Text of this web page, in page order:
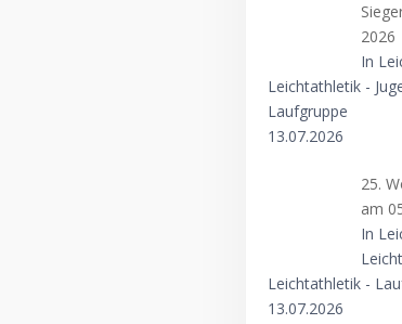
2026
In
Leichtathletik -
Laufgruppe
13.07.2026
25.
am
In
Leichtathletik -
13.07.2026